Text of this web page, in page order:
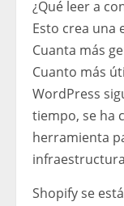
¿Qué leer a
Esto crea una
Cuanta más
Cuanto más
WordPress
tiempo, se ha
herramienta
Shopify se